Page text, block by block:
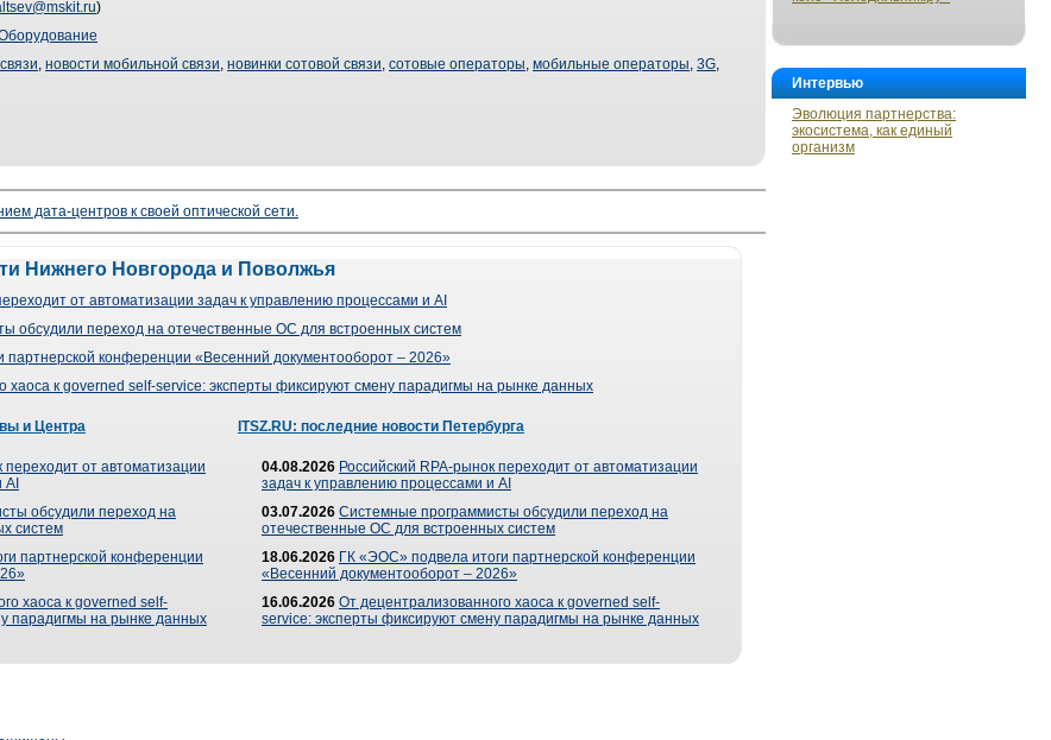
Интервью
Эволюция партнерства:
экосистема, как единый
организм
)
, новости мобильной связи, новинки сотовой связи, сотовые операторы, мобильные операторы, 3G,
дата-центров к своей оптической сети.
Нижнего Новгорода и Поволжья
от автоматизации задач к управлению процессами и AI
обсудили переход на отечественные ОС для встроенных систем
партнерской конференции «Весенний документооборот – 2026»
хаоса к governed self-service: эксперты фиксируют смену парадигмы на рынке данных
и Центра
переходит от автоматизации
обсудили переход на
систем
партнерской конференции
хаоса к governed self-
парадигмы на рынке данных
ITSZ.RU: последние новости Петербурга
04.08.2026 Российский RPA-рынок переходит от автоматизации
задач к управлению процессами и AI
03.07.2026 Системные программисты обсудили переход на
отечественные ОС для встроенных систем
18.06.2026 ГК «ЭОС» подвела итоги партнерской конференции
«Весенний документооборот – 2026»
16.06.2026 От децентрализованного хаоса к governed self-
service: эксперты фиксируют смену парадигмы на рынке данных